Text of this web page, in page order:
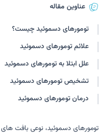
عناوین مقاله
تومورهای دسموئید چیست؟
علائم تومورهای دسموئید
علل ابتلا به تومورهای دسموئید
تشخیص تومورهای دسموئید
درمان تومورهای دسموئید
تومورهای دسموئید، نوعی بافت